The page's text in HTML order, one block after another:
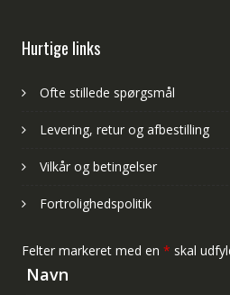
Hurtige links
Ofte stillede spørgsmål
Levering, retur og afbestilling
Vilkår og betingelser
Fortrolighedspolitik
Felter markeret med en * skal
Navn